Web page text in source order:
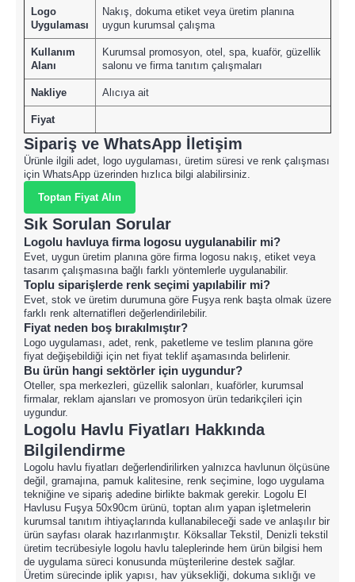
Logo
Uygulaması
Nakış, dokuma etiket veya üretim planına
uygun kurumsal çalışma
Kullanım
Alanı
Kurumsal promosyon, otel, spa, kuaför, güzellik
salonu ve firma tanıtım çalışmaları
Nakliye Alıcıya ait
Fiyat
Sipariş ve WhatsApp İletişim
Ürünle ilgili adet, logo uygulaması, üretim süresi ve renk çalışması
için WhatsApp üzerinden hızlıca bilgi alabilirsiniz.
Toptan Fiyat Alın
Sık Sorulan Sorular
Logolu havluya firma logosu uygulanabilir mi?
Evet, uygun üretim planına göre firma logosu nakış, etiket veya
tasarım çalışmasına bağlı farklı yöntemlerle uygulanabilir.
Toplu siparişlerde renk seçimi yapılabilir mi?
Evet, stok ve üretim durumuna göre Fuşya renk başta olmak üzere
farklı renk alternatifleri değerlendirilebilir.
Fiyat neden boş bırakılmıştır?
Logo uygulaması, adet, renk, paketleme ve teslim planına göre
fiyat değişebildiği için net fiyat teklif aşamasında belirlenir.
Bu ürün hangi sektörler için uygundur?
Oteller, spa merkezleri, güzellik salonları, kuaförler, kurumsal
firmalar, reklam ajansları ve promosyon ürün tedarikçileri için
uygundur.
Logolu Havlu Fiyatları Hakkında
Bilgilendirme
Logolu havlu fiyatları değerlendirilirken yalnızca havlunun ölçüsüne
değil, gramajına, pamuk kalitesine, renk seçimine, logo uygulama
tekniğine ve sipariş adedine birlikte bakmak gerekir. Logolu El
Havlusu Fuşya 50x90cm ürünü, toptan alım yapan işletmelerin
kurumsal tanıtım ihtiyaçlarında kullanabileceği sade ve anlaşılır bir
ürün sayfası olarak hazırlanmıştır. Köksallar Tekstil, Denizli tekstil
üretim tecrübesiyle logolu havlu taleplerinde hem ürün bilgisi hem
de uygulama süreci konusunda müşterilerine destek sağlar.
Üretim sürecinde iplik yapısı, hav yüksekliği, dokuma sıklığı ve